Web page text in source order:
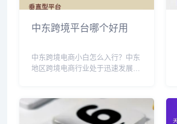
中东跨境平台哪个好用
中东跨境电商小白怎么入行？中东
地区跨境电商行业处于迅速发展阶
规等。首先需要进行市场调研，研
究目标国家的文化和消费习惯，寻